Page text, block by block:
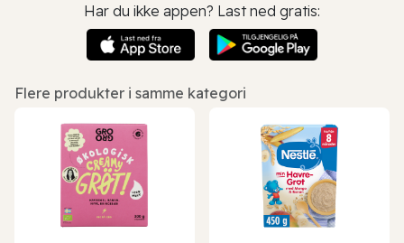
Har du ikke appen? Last ned gratis:
Flere produkter i samme kategori